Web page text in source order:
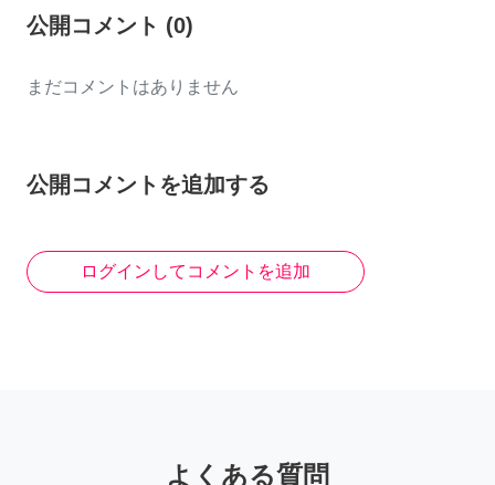
公開コメント (0)
まだコメントはありません
公開コメントを追加する
ログインしてコメントを追加
よくある質問